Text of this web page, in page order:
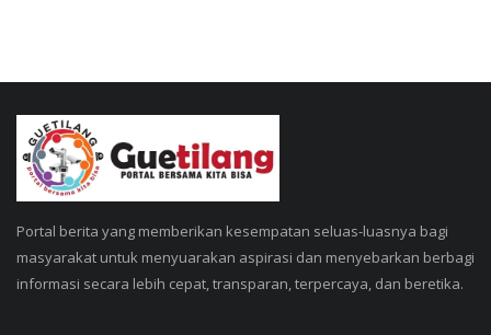
Portal berita yang memberikan kesempatan seluas-luasnya bagi
masyarakat untuk menyuarakan aspirasi dan menyebarkan berbagi
informasi secara lebih cepat, transparan, terpercaya, dan beretika.